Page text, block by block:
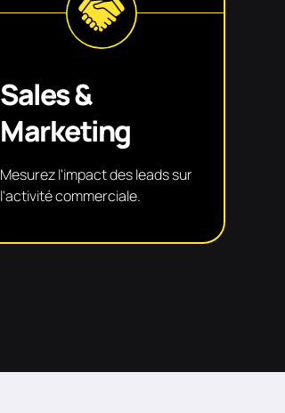
Sales &
Marketing
Mesurez l'impact des leads sur
l'activité commerciale.